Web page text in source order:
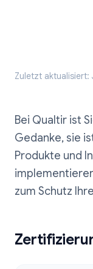
Zuletzt aktualisiert:
Bei Qualtir ist
Gedanke, sie
Produkte und
zum Schutz